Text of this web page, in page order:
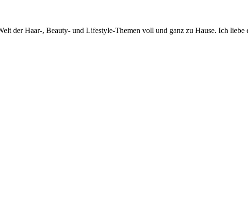
der Haar-, Beauty- und Lifestyle-Themen voll und ganz zu Hause. Ich